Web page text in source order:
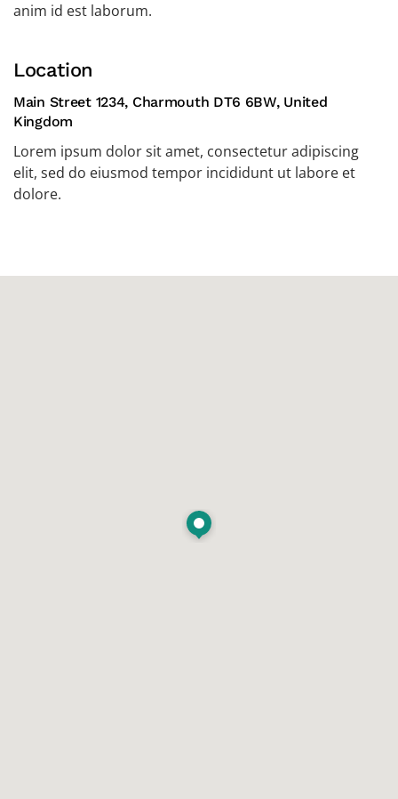
anim id est laborum.
Location
Main Street 1234, Charmouth DT6 6BW, United
Kingdom
Lorem ipsum dolor sit amet, consectetur adipiscing
elit, sed do eiusmod tempor incididunt ut labore et
dolore.